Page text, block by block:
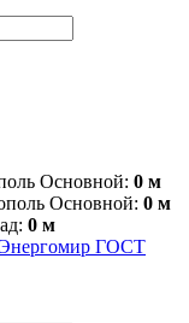
Основной: 0 м
Основной: 0 м
0 м
ГОСТ